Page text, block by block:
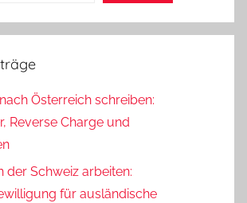
Österreich schreiben:
Reverse Charge und
der Schweiz arbeiten:
für ausländische